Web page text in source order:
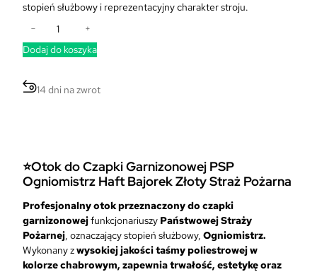
stopień służbowy i reprezentacyjny charakter stroju.
o
ć
O
o
C
z
p
k
i
− +
Dodaj do koszyka
14 dni na zwrot
⭐Otok do Czapki Garnizonowej PSP
Ogniomistrz Haft Bajorek Złoty Straż Pożarna
Profesjonalny otok przeznaczony do czapki
garnizonowejfunkcjonariuszy Państwowej Straży
Pożarnej, oznaczający stopień służbowy, Ogniomistrz.
Wykonany zwysokiej jakości taśmy poliestrowej w
kolorze chabrowym, zapewnia trwałość, estetykę oraz